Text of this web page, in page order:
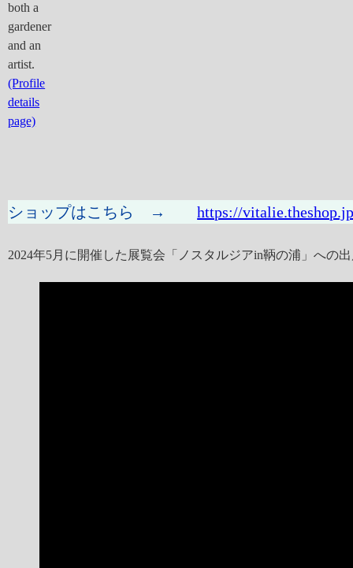
both a
gardener
and an
artist.
(Profile
details
page)
ショップはこちら →https://
2024年5月に開催した展覧会「ノスタルジアin鞆の浦」への